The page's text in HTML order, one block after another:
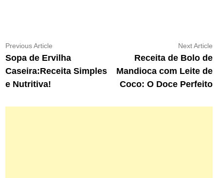
Navegação
de
Post
Previous Article
article:
Sopa de Ervilha
Caseira:Receita Simples
e Nutritiva!
Next Article
Receita de Bolo de
Mandioca com Leite de
Coco: O Doce Perfeito